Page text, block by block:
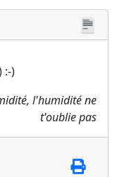
:-)
l'humidité ne
t'oublie pas